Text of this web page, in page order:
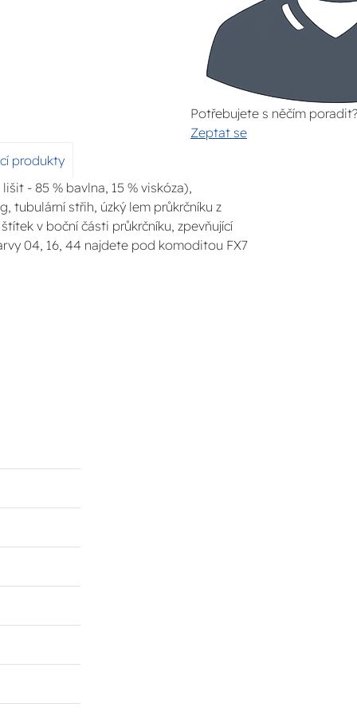
Potřebujete s něčím poradit?
Zeptat se
produkty
- 85 % bavlna, 15 % viskóza),
tubulární střih, úzký lem průkrčníku z
v boční části průkrčníku, zpevňující
04, 16, 44 najdete pod komoditou FX7